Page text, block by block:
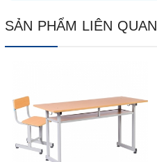
SẢN PHẨM LIÊN QUAN